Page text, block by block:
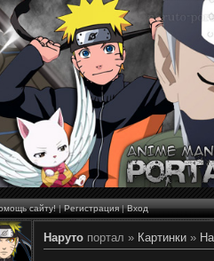
сайту!|Регистрация|Вход
Наруто портал » Картинки »